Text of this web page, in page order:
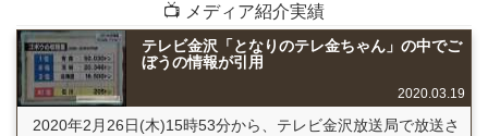
📺 メディア紹介実績
テレビ金沢「となりのテレ金ちゃん」の中でご
ぼうの情報が引用
2020.03.19
2020年2月26日(木)15時53分から、テレビ金沢放送局で放送さ